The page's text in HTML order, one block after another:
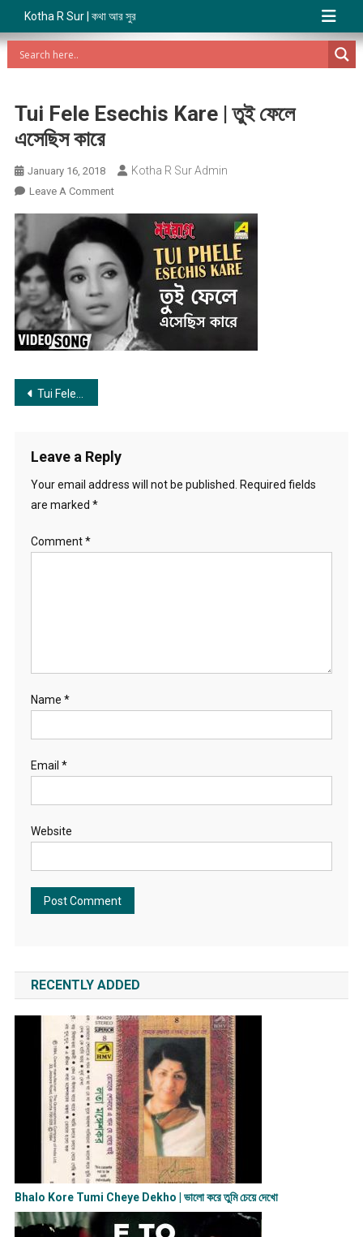
Kotha R Sur | কথা আর সুর
Tui Fele Esechis Kare | তুই ফেলে
এসেছিস কারে
January 16, 2018 Kotha R Sur Admin
Leave A CommentOn
Fele
Esechis
Kare
|
ফেলে
এসেছিস
Post
Tui Fele Esechis Kare | তুই ফেলে এসেছিস কারে
Leave a Reply
Your email address will not be published.
Required fields
are marked *
Comment*
Name *
Email *
Website
RECENTLY ADDED
Bhalo Kore Tumi Cheye Dekho | ভালো করে তুমি চেয়ে দেখো